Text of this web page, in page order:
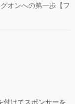
オンへの第一歩【フ
付けてスポンサーを